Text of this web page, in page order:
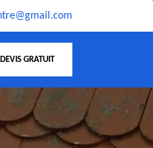
DEVIS GRATUIT